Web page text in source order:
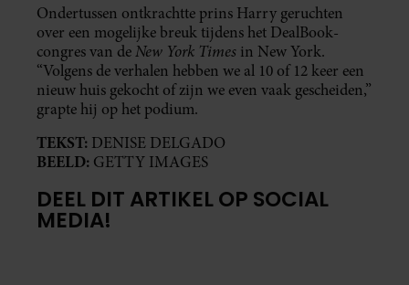
Ondertussen ontkrachtte prins Harry geruchten
over een mogelijke breuk tijdens het DealBook-
congres van deNew York Times in New York.
“Volgens de verhalen hebben we al 10 of 12 keer een
nieuw huis gekocht of zijn we even vaak gescheiden,”
grapte hij op het podium.
TEKST: DENISE DELGADO
BEELD: GETTY IMAGES
DEEL DIT ARTIKEL OP SOCIAL
MEDIA!